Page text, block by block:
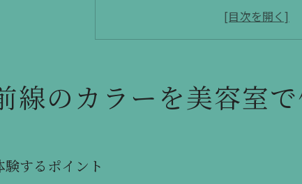
美容室選びで失敗しないトレ
髪質改善カラーが得意な美容
線のカラーを美容室
するポイント